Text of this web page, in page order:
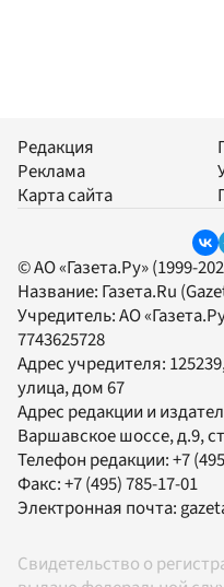
Редакция
Реклама
Карта сайта
© АО «Газета.Ру» (1999-
Название: Газета.Ru
Учредитель:АО
7743625728
Адрес учредителя:
улица, дом 67
Адрес редакции и
Варшавское шоссе, д.9,
Телефон редакции:+7
Факс:+7 (495) 785-17-01
Электронная почта:
Свидетельство о